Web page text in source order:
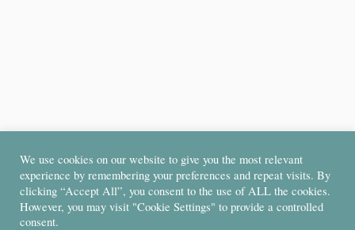
We use cookies on our website to give you the most relevant
experience by remembering your preferences and repeat visits. By
clicking “Accept All”, you consent to the use of ALL the cookies.
However, you may visit "Cookie Settings" to provide a controlled
consent.